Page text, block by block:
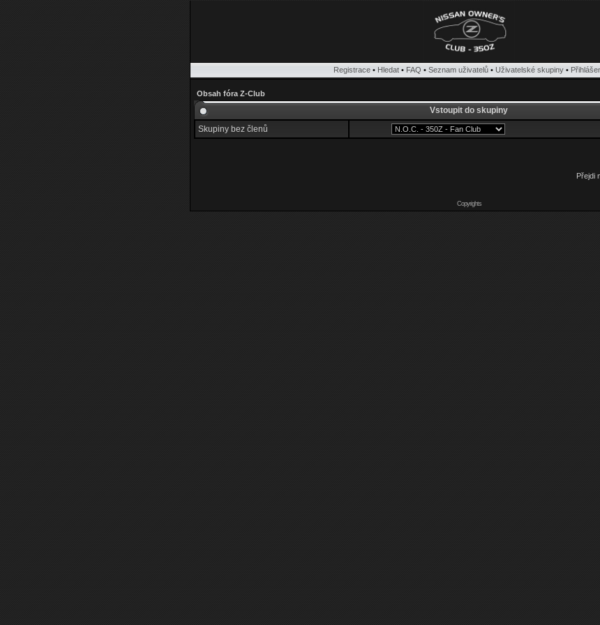
Registrace • Hledat • FAQ • Seznam uživatelů • Uživatelské skupiny •
Obsah fóra Z-Club
Vstoupit do skupiny
Skupiny bez členů
Přejdi
Copyrights